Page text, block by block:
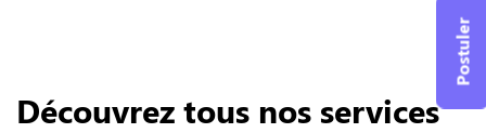
Postuler
Découvrez tous nos services